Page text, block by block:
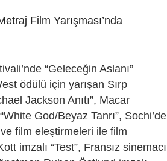
Film Yarışması’nda
“Geleceğin Aslanı”
ödülü için yarışan Sırp
Jackson Anıtı”, Macar
God/Beyaz Tanrı”, Sochi’de
film eleştirmeleri ile film
imzalı “Test”, Fransız sinemacı